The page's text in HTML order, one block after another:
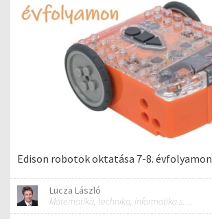
Edison robotok oktatása 7-8. évfolyamon
Lucza László
Matematika, technika, informatika szakos általános iskolai tanár; mentorpedagógus, mestertanár